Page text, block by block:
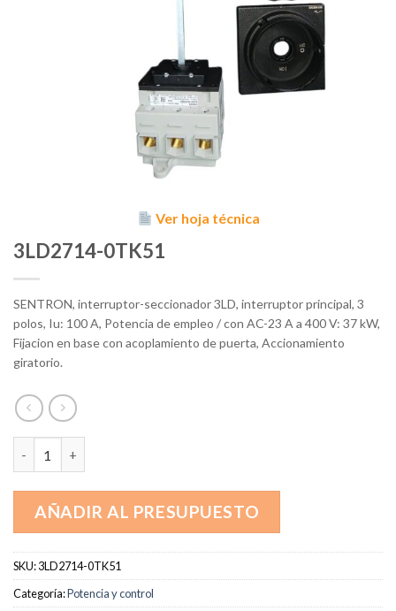
Ver hoja técnica
3LD2714-0TK51
SENTRON, interruptor-seccionador 3LD, interruptor principal, 3
polos, Iu: 100 A, Potencia de empleo / con AC-23 A a 400 V: 37 kW,
Fijacion en base con acoplamiento de puerta, Accionamiento
giratorio.
AÑADIR AL PRESUPUESTO
SKU:3LD2714-0TK51
Categoría:Potencia y control